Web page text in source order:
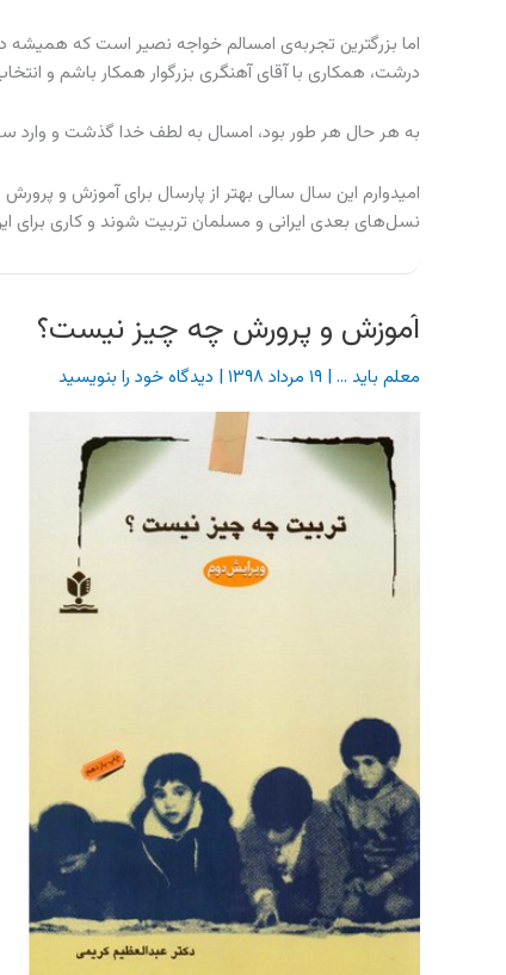
اما بزرگترین تجربه‌ی امسالم خواجه نصیر است که همیشه
درشت، همکاری با آقای آهنگری بزرگوار همکار باشم و
به هر حال هر طور بود، امسال به لطف خدا گذشت و وارد
امیدوارم این سال سالی بهتر از پارسال برای آموزش و
نسل‌های بعدی ایرانی و مسلمان تربیت شوند و کاری برای
آموزش و پرورش چه چیز نیست؟
معلم باید ...| ۱۹ مرداد ۱۳۹۸ | دیدگاه‌ خود را بنویسید